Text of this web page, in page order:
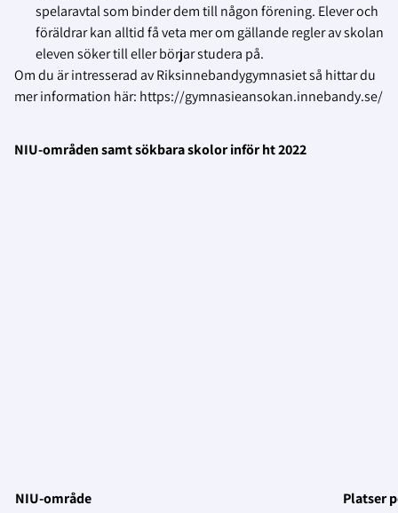
spelaravtal som binder dem till någon förening. Elever och
föräldrar kan alltid få veta mer om gällande regler av skolan
eleven söker till eller börjar studera på.
Om du är intresserad av Riksinnebandygymnasiet så hittar du
mer information här: https://gymnasieansokan.innebandy.se/
NIU-områden samt sökbara skolor inför ht 2022
NIU-område Platser